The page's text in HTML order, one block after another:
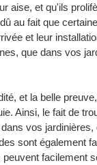
aise, et qu'ils
au fait que
et leur
que dans vos
et la belle
Ainsi, le fait de
vos jardinières,
sont également
facilement